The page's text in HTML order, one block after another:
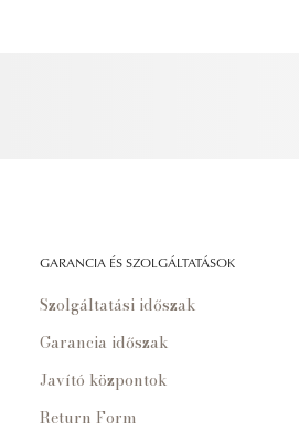
GARANCIA ÉS SZOLGÁLTATÁSOK
Szolgáltatási időszak
Garancia időszak
Javító központok
Return Form